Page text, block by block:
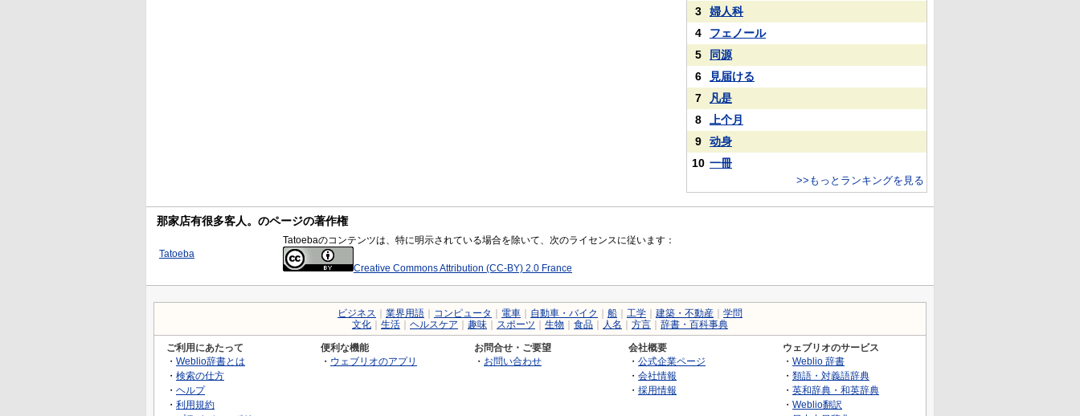
3
婦人科
4
フェノール
5
同源
6
見届ける
7
凡是
8
上个月
9
动身
10 一冊
>>もっとランキングを見る
那家店有很多客人。のページの著作権
Tatoeba
Tatoebaのコンテンツは、特に明示されている場合を除いて、次のライセンスに従います：
Creative Commons Attribution (CC-BY) 2.0 France
ビジネス 業界用語 コンピュータ 電車 自動車・バイク 船 工学 建築・不動産
学問
文化
生活 ヘルスケア 趣味 スポーツ 生物 食品 人名 方言 辞書・百科事典
ご利用にあたって
・ Weblio辞書とは
・ 検索の仕方
・ ヘルプ
・ 利用規約
便利な機能
・ ウェブリオのアプリ
お問合せ・ご要望
・ お問い合わせ
会社概要
・ 公式企業ページ
・ 会社情報
・ 採用情報
ウェブリオのサービス
・ Weblio 辞書
・ 類語・対義語辞典
・ 英和辞典・和英辞典
・ Weblio翻訳